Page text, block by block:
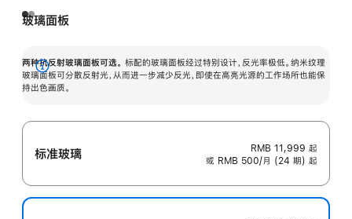
玻璃面板
两种抗反射玻璃面板可选。 标配的玻璃面板经过特别设计，反光率极低。纳米纹理
玻璃面板可分散反射光，从而进一步减少反光，即使在高亮光源的工作场所也能保
持出色画质。
展
开
标准玻璃 RMB 11,999 起
或 RMB 500/月 (24 期) 起